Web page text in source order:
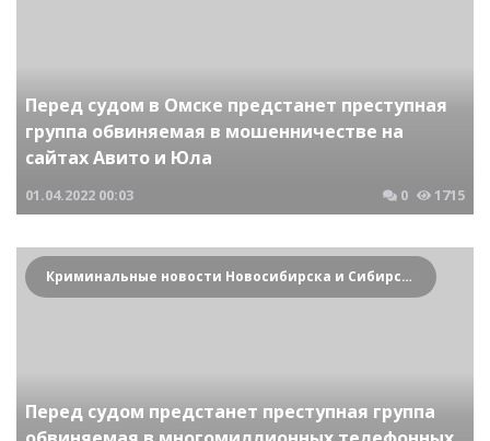
Перед судом в Омске предстанет преступная
группа обвиняемая в мошенничестве на
сайтах Авито и Юла
01.04.2022 00:03 0 1715
Криминальные новости Новосибирска и Сибирского региона
Перед судом предстанет преступная группа